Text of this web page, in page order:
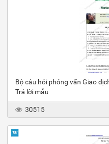
Bộ câu hỏi phỏng vấn Giao
Trả lời mẫu
30515